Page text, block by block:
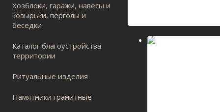
Хозблоки, гаражи, навесы и
козырьки, перголы и
беседки
Каталог благоустройства
территории
Ритуальные изделия
Памятники гранитные